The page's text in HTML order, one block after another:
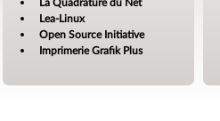
La Quadrature du Net
Lea-Linux
Open Source Initiative
Imprimerie Grafik Plus